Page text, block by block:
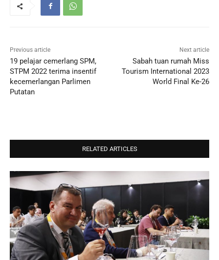
Previous article
19 pelajar cemerlang SPM,
STPM 2022 terima insentif
kecemerlangan Parlimen
Putatan
Next article
Sabah tuan rumah Miss
Tourism International 2023
World Final Ke-26
RELATED ARTICLES